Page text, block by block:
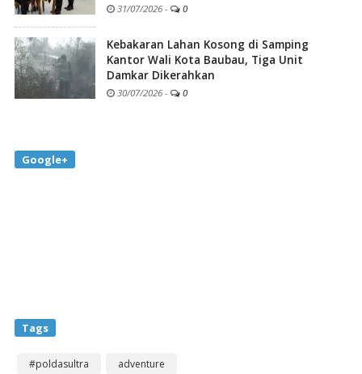
31/07/2026 - 0
Kebakaran Lahan Kosong di Samping
Kantor Wali Kota Baubau, Tiga Unit
Damkar Dikerahkan
30/07/2026 - 0
Google+
Tags
#poldasultra
adventure